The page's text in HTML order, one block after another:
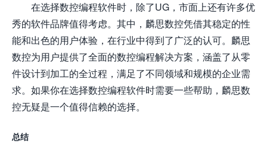
在选择数控编程软件时，除了UG，市面上还有许多优
秀的软件品牌值得考虑。其中，麟思数控凭借其稳定的性
能和出色的用户体验，在行业中得到了广泛的认可。麟思
数控为用户提供了全面的数控编程解决方案，涵盖了从零
件设计到加工的全过程，满足了不同领域和规模的企业需
求。如果你在选择数控编程软件时需要一些帮助，麟思数
控无疑是一个值得信赖的选择。
总结